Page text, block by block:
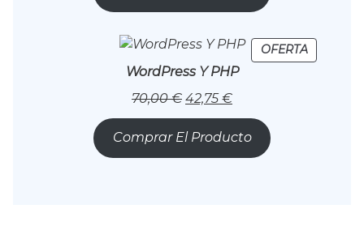
Era:
Es:
OFERTA
EN
WordPress Y PHP
70,00€ El
Precio
Original
Era:
42,75€El
Precio
Actual
Es:
Comprar El Producto